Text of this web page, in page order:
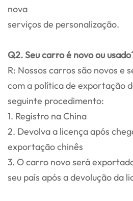
nova
serviços de personalização.
Q2. Seu carro é novo ou
R: Nossos carros são novos e
com a política de exportação
seguinte procedimento:
1. Registro na China
2. Devolva a licença após
exportação chinês
3. O carro novo será
seu país após a devolução da